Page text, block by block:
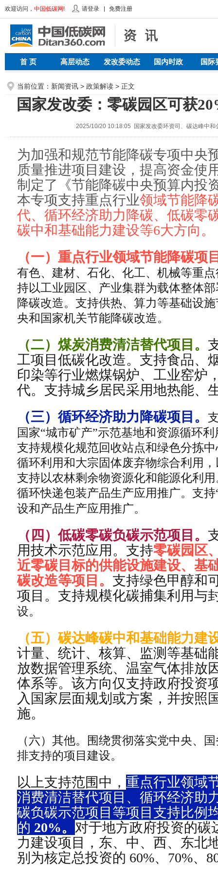
欢迎访问， 中国低碳网! 请登录 免费注册
首 页 高层动态 发改委动态 国内时政 国际
当前位置：新闻资讯 > 政策解读 > 正文
国家发改委：零碳园区可获
2025/10/20 10:18:05 国家发改委环资司、碳达峰中
为加强和规范节能降碳专项中央
质量推进项目建设，提高资金使
制定了《节能降碳中央预算内投
本专项支持重点行业领域节能降
代、循环经济助力降碳、低碳零
碳中和基础能力建设等6大方向。
（一）重点行业领域节能降碳项
有色、建材、石化、化工、机械等重
持以工业园区、产业集群为载体整体
降碳改造。支持供热、算力等基础设
央和国家机关节能降碳改造。
（二）煤炭消费清洁替代项目 。
工项目低碳化改造。支持食品、
印染等行业燃煤锅炉、工业窑炉
代。支持城乡居民采用地热能、
（三）循环经济助力降碳项目。
国家“城市矿产”示范基地和资源循环
支持规模化规范回收站点和绿色分拣
循环利用和大宗固体废弃物综合利用
支持以农林剩余物资源化和能源化利
循环快递包装产品生产应用推广。支
设和产品生产应用推广。
（四）低碳零碳负碳示范项目。
用技术示范应用。支持零碳园区
近零碳目标的供能设施建设、基
碳改造等项目。 支持绿色甲醇和
项目。支持规模化碳捕集利用与
设。
（五）碳达峰碳中和基础能力建
计量、统计、核算、监测等基础
放数据管理系统、温室气体排放
体系等。该方向仅支持政府投资
入国家层面规划或方案，并按照
施。
（六）其他。
围绕贯彻落实党中央、
排支持的项目建设。
以上支持范围中， 重点行业领域
消费清洁替代项目、循环经济助
碳负碳示范项目等项目支持比例
的 20%。 对于地方政府投资的碳
力建设项目，东、中、西、东北
别为核定总投资的 60%、 70%、